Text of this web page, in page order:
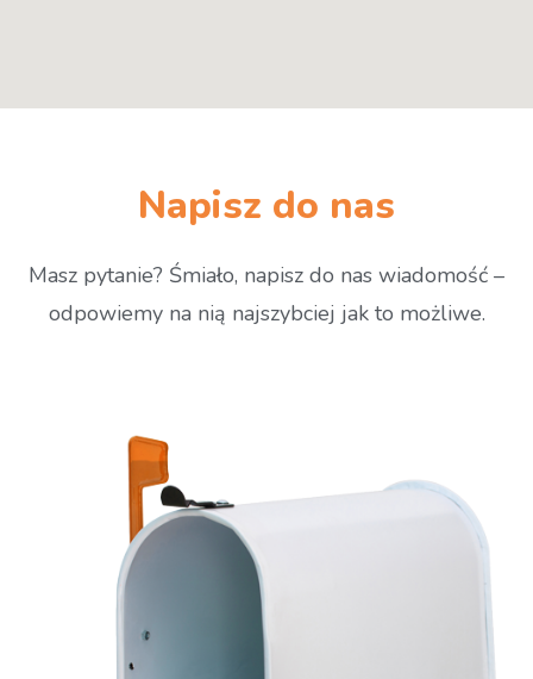
Napisz do nas
Masz pytanie? Śmiało, napisz do nas wiadomość –
odpowiemy na nią najszybciej jak to możliwe.